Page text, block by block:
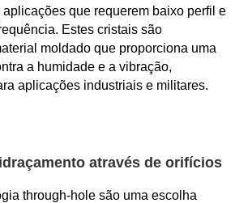
que requerem baixo perfil e
Estes cristais são
moldado que proporciona uma
a humidade e a vibração,
aplicações industriais e militares.
através de orifícios
through-hole são uma escolha